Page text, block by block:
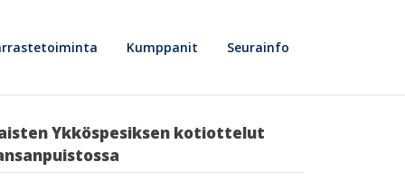
Kumppanit Seurainfo
Ykköspesiksen kotiottelut